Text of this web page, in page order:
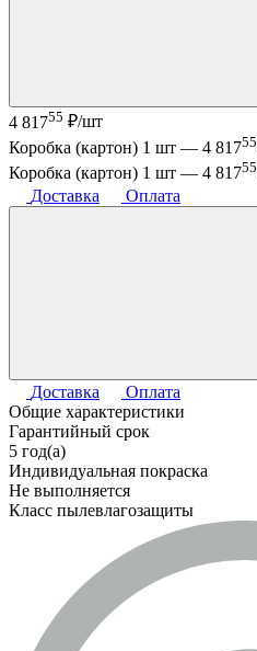
4 81755 ₽/шт
Коробка (картон) 1 шт — 4 81755
Коробка (картон) 1 шт — 4 81755
Доставка
Оплата
Доставка
Оплата
Общие характеристики
Гарантийный срок
5 год(а)
Индивидуальная покраска
Не выполняется
Класс пылевлагозащиты